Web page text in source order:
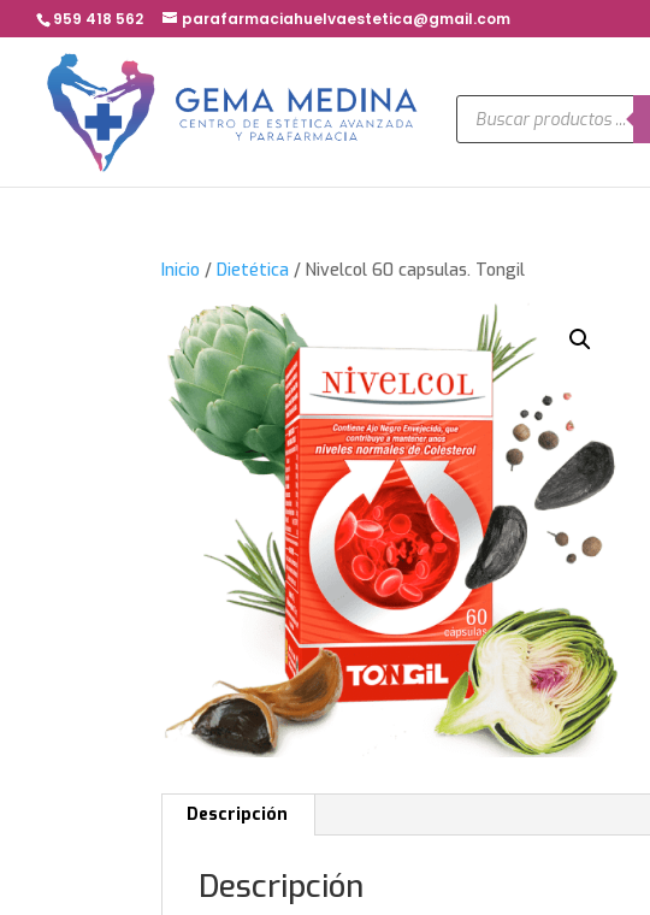
959 418 562 parafarmaciahuelvaestetica@gmail.com
Búsqueda
de
productos
Inicio /Dietética / Nivelcol 60 capsulas. Tongil
Descripción
Descripción